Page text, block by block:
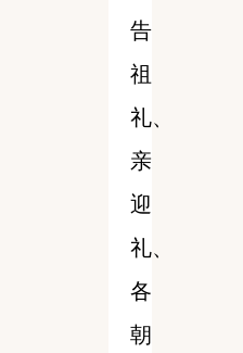
告
祖
礼、
亲
迎
礼、
各
朝